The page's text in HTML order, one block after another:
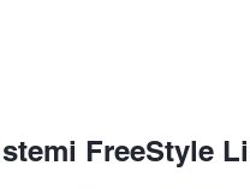
FreeStyle